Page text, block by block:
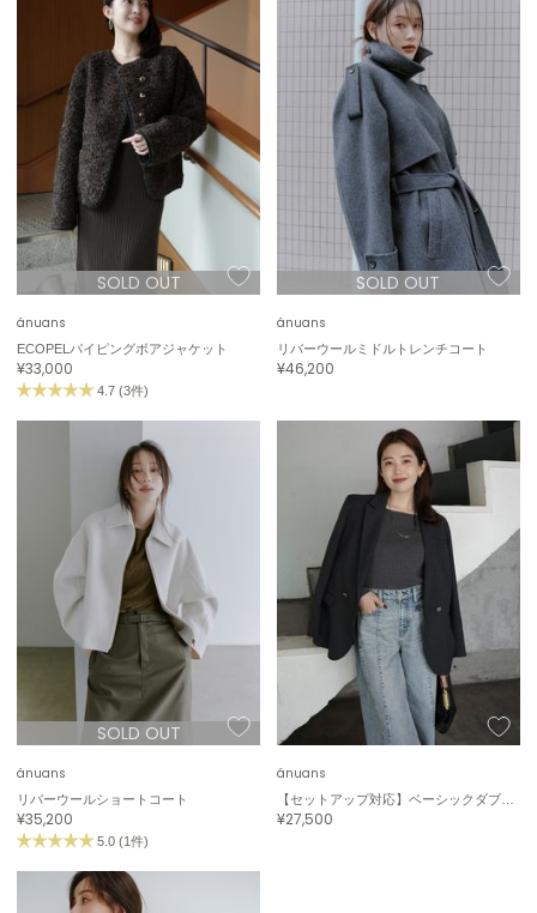
/ランジェリー (127)
ェア (121)
(124)
Ame no chi Hare
AMOMMA
アモマ
ánuans
アニュアンス
ànuke
アンヌーク
アシックス
Ballelite
バブアー
Beyond Closet
ビヨンドクローゼット
Calvin Klein
カルバン・クライン
CELFORD
célon
Clarks Premium
SOLD OUT
ánuans
ECOPELパイピングボアジャケット
¥33,000
4.7 (3件)
SOLD OUT
ánuans
リバーウールミドルトレンチコート
¥46,200
SOLD OUT
ánuans
リバーウールショートコート
¥35,200
5.0 (1件)
ánuans
【セットアップ対応】ベーシックダブルジャケット
¥27,500